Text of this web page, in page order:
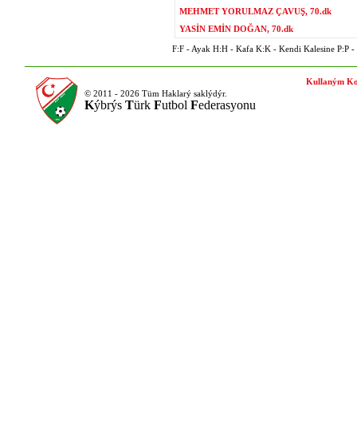
MEHMET YORULMAZ ÇAVUŞ, 70.dk
YASİN EMİN DOĞAN, 70.dk
F:F - Ayak H:H - Kafa K:K - Kendi Kalesine P:P -
© 2011 - 2026 Tüm Haklarý saklýdýr.
Kýbrýs Türk Futbol Federasyonu
Kullaným